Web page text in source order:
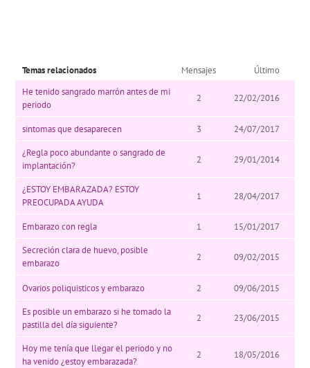
Temas relacionados Mensajes
Último
He tenido sangrado marrón antes de mi
periodo
2 22/02/2016
sintomas que desaparecen 3
24/07/2017
¿Regla poco abundante o sangrado de
implantación?
2 29/01/2014
¿ESTOY EMBARAZADA? ESTOY
PREOCUPADA AYUDA
1 28/04/2017
Embarazo con regla 1
15/01/2017
Secreción clara de huevo, posible
embarazo
2 09/02/2015
Ovarios poliquisticos y embarazo 2
09/06/2015
Es posible un embarazo si he tomado la
pastilla del día siguiente?
2 23/06/2015
Hoy me tenía que llegar el periodo y no
ha venido ¿estoy embarazada?
2 18/05/2016